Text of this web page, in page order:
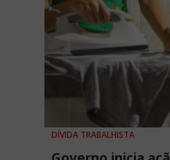
DÍVIDA TRABALHISTA